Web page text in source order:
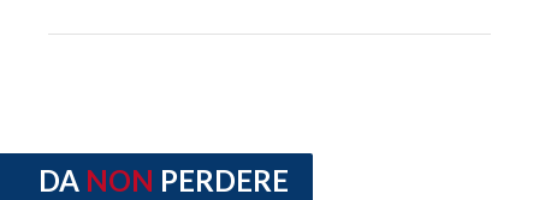
DA NON PERDERE